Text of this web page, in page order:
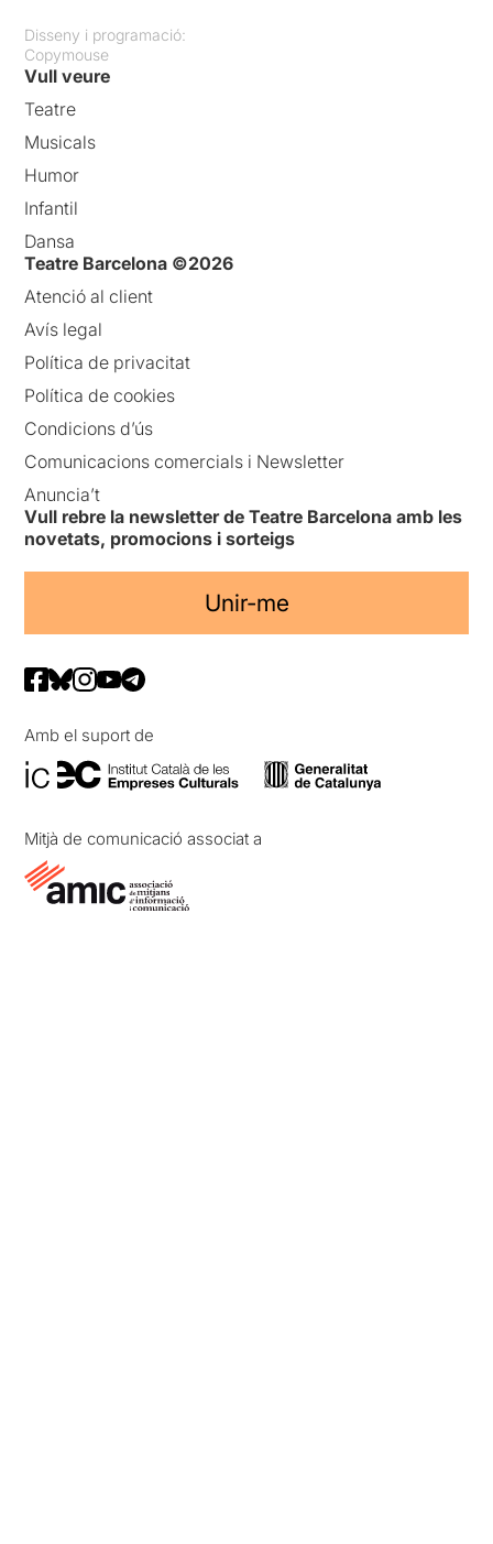
Disseny i programació:
Copymouse
Vull veure
Teatre
Musicals
Humor
Infantil
Dansa
Teatre Barcelona ©2026
Atenció al client
Avís legal
Política de privacitat
Política de cookies
Condicions d’ús
Comunicacions comercials i Newsletter
Anuncia’t
Vull rebre la newsletter de Teatre Barcelona amb les
novetats, promocions i sorteigs
Unir-me
Amb el suport de
Mitjà de comunicació associat a